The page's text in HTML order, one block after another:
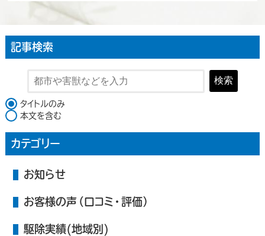
記事検索
検索
検索対象
タイトルのみ
本文を含む
カテゴリー
お知らせ
お客様の声（口コミ・評価）
駆除実績(地域別)